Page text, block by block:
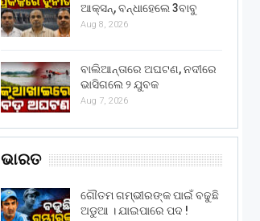
ଆକ୍ସନ୍, ବନ୍ଧାହେଲେ 3ବାବୁ
Aug 8, 2026
ବାଲିଆନ୍ତାରେ ଅଘଟଣ, ନଦୀରେ
ଭାସିଗଲେ ୨ ଯୁବକ
Aug 7, 2026
ଭାରତ
ଗୌତମ ଗମ୍ଭୀରଙ୍କ ପାଇଁ ବଢୁଛି
ଅଡୁଆ । ଯାଇପାରେ ପଦ !